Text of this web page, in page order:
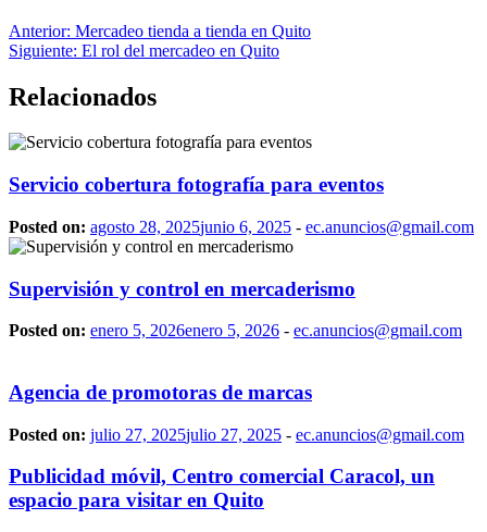
Anterior: Mercadeo tienda a tienda en Quito
Siguiente: El rol del mercadeo en Quito
Relacionados
Servicio cobertura fotografía para eventos
Posted on: agosto 28, 2025junio 6, 2025 - ec.anuncios@gmail.com
Supervisión y control en mercaderismo
Posted on: enero 5, 2026enero 5, 2026 - ec.anuncios@gmail.com
Agencia de promotoras de marcas
Posted on: julio 27, 2025julio 27, 2025 - ec.anuncios@gmail.com
Publicidad móvil, Centro comercial Caracol, un
espacio para visitar en Quito